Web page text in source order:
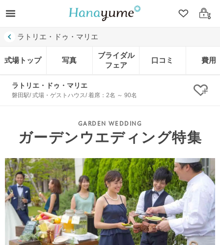
クリップ
ログ
ラトリエ・ドゥ・マリエ
式場トップ 写真
ブライダル
フェア
口コミ 費用
ラトリエ・ドゥ・マリエ
磐田駅/ 式場・ゲストハウス/ 着席：2名 ～ 90名 ク
ガーデンウエディング特集